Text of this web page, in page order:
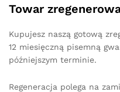
Towar
Kupujesz naszą gotową
12 miesięczną pisemną
późniejszym terminie.
Regeneracja polega na